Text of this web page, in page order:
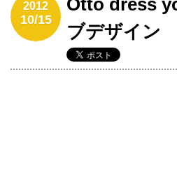
2012
10/15
ブデザイン